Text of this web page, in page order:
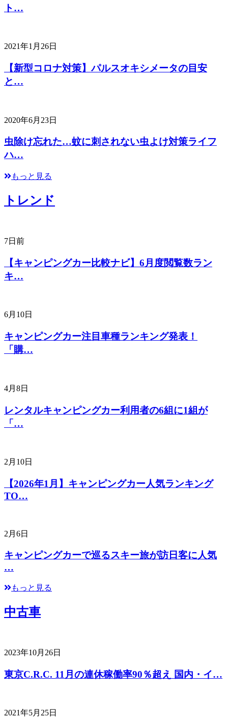
ト…
2021年1月26日
【新型コロナ対策】パルスオキシメータの目安
と…
2020年6月23日
虫除け忘れた…蚊に刺されない虫よけ対策ライフ
ハ…
もっと見る
トレンド
7日前
【キャンピングカー比較ナビ】6月度閲覧数ラン
キ…
6月10日
キャンピングカー注目車種ランキング発表！
「購…
4月8日
レンタルキャンピングカー利用者の6組に1組が
「…
2月10日
【2026年1月】キャンピングカー人気ランキング
TO…
2月6日
キャンピングカーで巡るスキー旅が訪日客に人気
…
もっと見る
中古車
2023年10月26日
東京C.R.C. 11月の連休稼働率90％超え 国内・イ…
2021年5月25日